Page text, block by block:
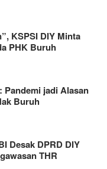
KSPSI DIY Minta
PHK Buruh
Pandemi jadi Alasan
Buruh
Desak DPRD DIY
THR